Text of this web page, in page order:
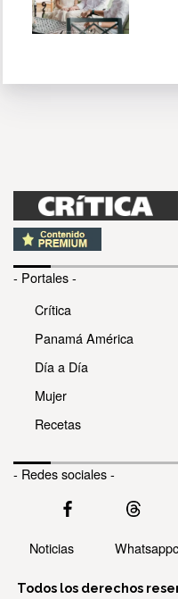
- Portales -
Crítica
Panamá América
Día a Día
Mujer
Recetas
- Redes sociales -
Noticias
Todos los derechos